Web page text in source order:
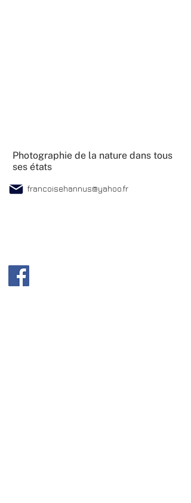
Photographie de la nature dans tous
ses états
francoisehannus@yahoo.fr